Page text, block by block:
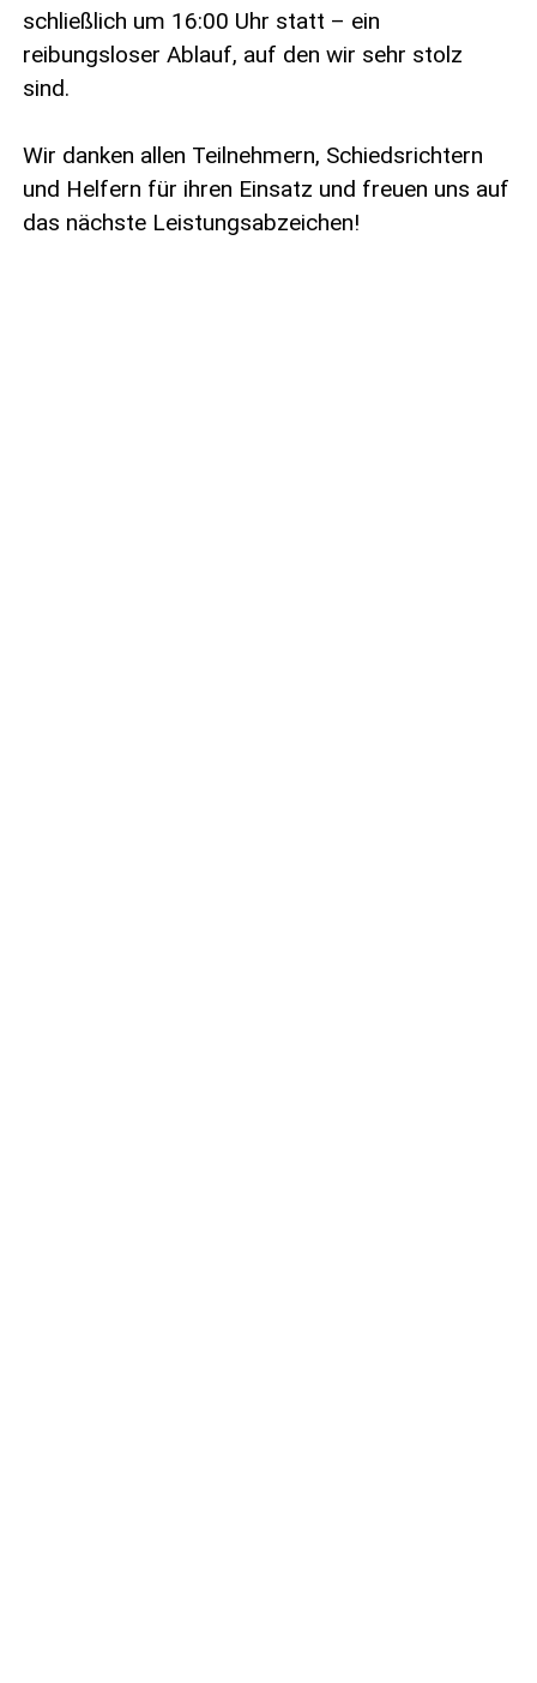
schließlich um 16:00 Uhr statt – ein
reibungsloser Ablauf, auf den wir sehr stolz
sind.
Wir danken allen Teilnehmern, Schiedsrichtern
und Helfern für ihren Einsatz und freuen uns auf
das nächste Leistungsabzeichen!